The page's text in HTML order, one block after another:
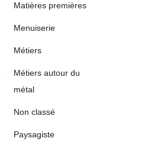
Matières premières
Menuiserie
Métiers
Métiers autour du
métal
Non classé
Paysagiste